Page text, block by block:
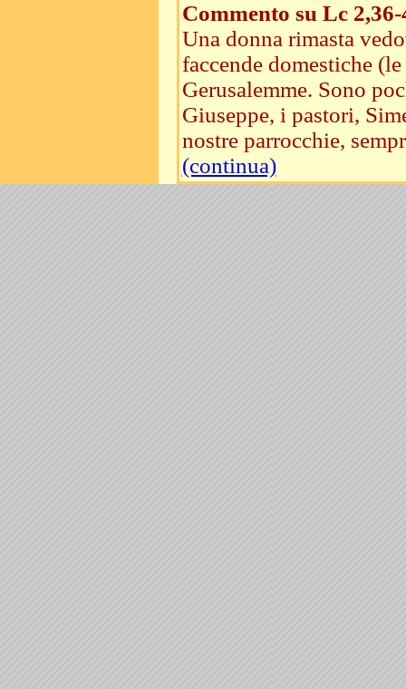
Commento su Lc 2,36-
Una donna rimasta
faccende domestiche
Gerusalemme. Sono
Giuseppe, i pastori,
nostre parrocchie,
(continua)